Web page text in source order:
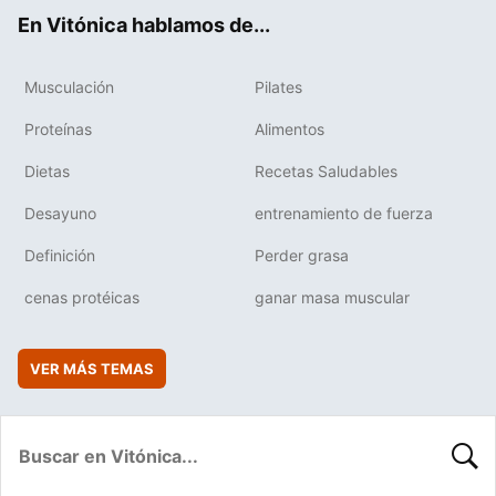
En Vitónica hablamos de...
Musculación Pilates
Proteínas Alimentos
Dietas Recetas Saludables
Desayuno entrenamiento de fuerza
Definición Perder grasa
cenas protéicas ganar masa muscular
VER MÁS TEMAS